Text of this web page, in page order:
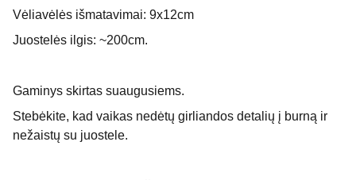
Vėliavėlės išmatavimai: 9x12cm
Juostelės ilgis: ~200cm.
Gaminys skirtas suaugusiems.
Stebėkite, kad vaikas nedėtų girliandos detalių į burną ir
nežaistų su juostele.